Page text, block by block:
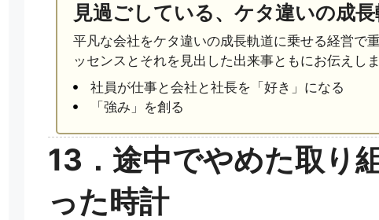
見過ごしている、ケタ違いの成
平凡な会社をケタ違いの成長軌道に乗せる経営で
ッセンスとそれを見出した出来事ともにお伝えしま
社員が仕事と会社と社長を「好き」になる
「強み」を創る
13．途中でやめた取り
った時計